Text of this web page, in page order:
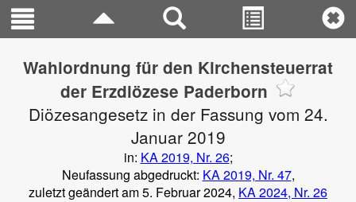
Wahlordnung für den Kirchensteuerrat
der Erzdiözese Paderborn
Diözesangesetz in der Fassung vom 24.
Januar 2019
in: KA 2019, Nr. 26;
Neufassung abgedruckt: KA 2019, Nr. 47,
zuletzt geändert am 5. Februar 2024, KA 2024, Nr. 26